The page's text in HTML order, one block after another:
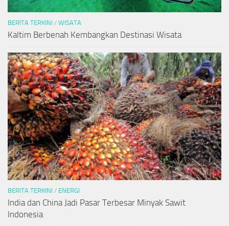
BERITA TERKINI / WISATA
Kaltim Berbenah Kembangkan Destinasi Wisata
BERITA TERKINI / ENERGI
India dan China Jadi Pasar Terbesar Minyak Sawit
Indonesia